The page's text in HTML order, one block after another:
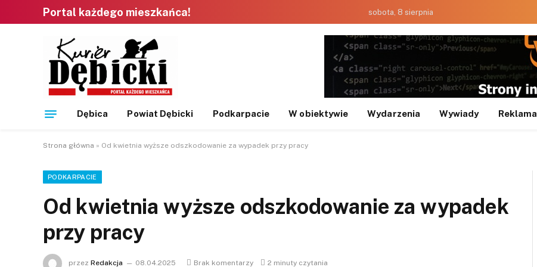
Portal każdego mieszkańca! sobota, 8 sierpnia
Dębica Powiat Dębicki Podkarpacie W obiektywie Wydarzenia Wywiady Reklama
Strona główna » Od kwietnia wyższe odszkodowanie za wypadek przy pracy
PODKARPACIE
Od kwietnia wyższe odszkodowanie za wypadek
przy pracy
przez Redakcja 08.04.2025 Brak komentarzy 2 minuty czytania